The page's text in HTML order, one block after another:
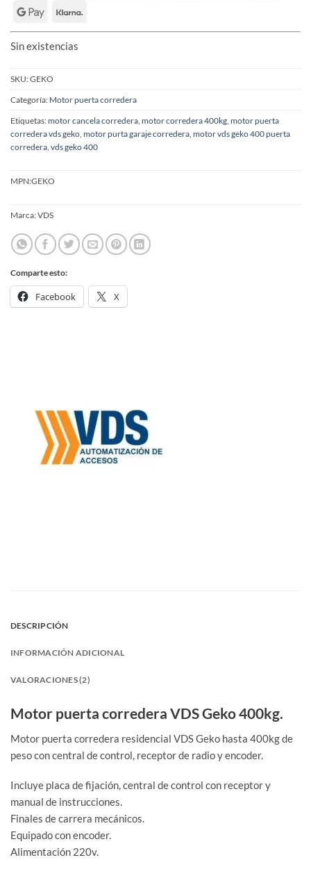
Sin existencias
SKU:GEKO
Categoría: Motor puerta corredera
Etiquetas:motor cancela corredera motor corredera 400kg motor puerta
corredera vds geko motor purta garaje corredera motor vds geko 400 puerta
corredera vds geko 400
MPN:GEKO
Marca:VDS
Comparte esto:
Facebook X
DESCRIPCIÓN
INFORMACIÓN ADICIONAL
VALORACIONES (2)
Motor puerta corredera VDS Geko 400kg.
Motor puerta corredera residencial VDS Geko hasta 400kg de
peso con central de control, receptor de radio y encoder.
Incluye placa de fijación, central de control con receptor y
manual de instrucciones.
Finales de carrera mecánicos.
Equipado con encoder.
Alimentación 220v.